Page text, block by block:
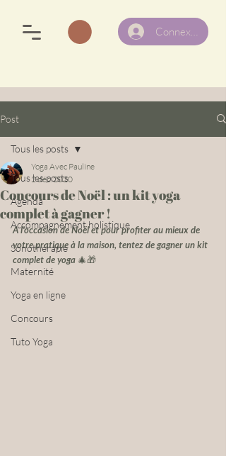
Connexion
Post
Tous les posts
Agenda
Accompagnement holistique
Sonothérapie
Maternité
Yoga en ligne
Concours
Tuto Yoga
Tous les posts
Concours de Noël : un kit yoga
complet à gagner !
Yoga Avec Pauline
2 déc. 2020
A l'occasion de Noël et pour profiter au mieux de
votre pratique à la maison, tentez de gagner un kit
complet de yoga 🎄🎁